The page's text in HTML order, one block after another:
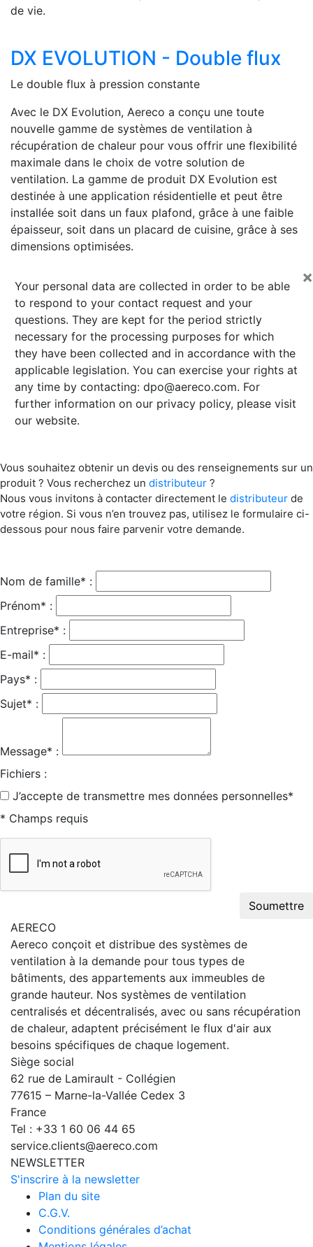
de vie.
DX EVOLUTION - Double flux
Le double flux à pression constante
Avec le DX Evolution, Aereco a conçu une toute
nouvelle gamme de systèmes de ventilation à
récupération de chaleur pour vous offrir une flexibilité
maximale dans le choix de votre solution de
ventilation. La gamme de produit DX Evolution est
destinée à une application résidentielle et peut être
installée soit dans un faux plafond, grâce à une faible
épaisseur, soit dans un placard de cuisine, grâce à ses
dimensions optimisées.
×
Your personal data are collected in order to be able
to respond to your contact request and your
questions. They are kept for the period strictly
necessary for the processing purposes for which
they have been collected and in accordance with the
applicable legislation. You can exercise your rights at
any time by contacting: dpo@aereco.com. For
further information on our privacy policy, please visit
our website.
Vous souhaitez obtenir un devis ou des renseignements sur un
produit ? Vous recherchez un distributeur ?
Nous vous invitons à contacter directement le distributeur de
votre région. Si vous n’en trouvez pas, utilisez le formulaire ci-
dessous pour nous faire parvenir votre demande.
Nom de famille* :
Prénom* :
Entreprise* :
E-mail* :
Pays* :
Sujet* :
Message* :
Fichiers :
J’accepte de transmettre mes données personnelles*
* Champs requis
Soumettre
AERECO
Aereco conçoit et distribue des systèmes de
ventilation à la demande pour tous types de
bâtiments, des appartements aux immeubles de
grande hauteur. Nos systèmes de ventilation
centralisés et décentralisés, avec ou sans récupération
de chaleur, adaptent précisément le flux d'air aux
besoins spécifiques de chaque logement.
Siège social
62 rue de Lamirault - Collégien
77615 – Marne-la-Vallée Cedex 3
France
Tel : +33 1 60 06 44 65
service.clients@aereco.com
NEWSLETTER
S'inscrire à la newsletter
Plan du site
C.G.V.
Conditions générales d’achat